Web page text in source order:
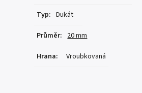
Typ: Dukát
Průměr: 20 mm
Hrana: Vroubkovaná